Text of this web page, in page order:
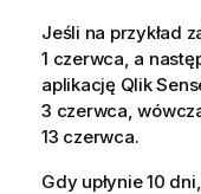
Jeśli na przykład
1 czerwca, a
aplikację Qlik
3 czerwca,
13 czerwca.
Gdy upłynie 10